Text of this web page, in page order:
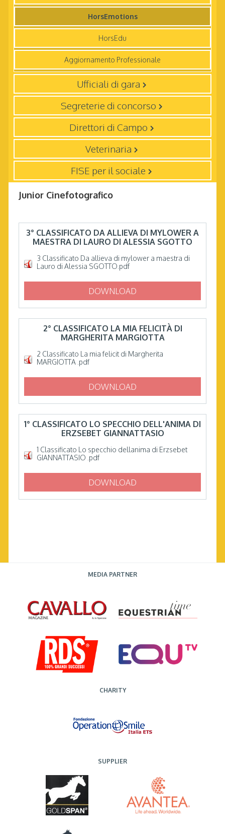
HorsEmotions
HorsEdu
Aggiornamento Professionale
Ufficiali di gara
Segreterie di concorso
Direttori di Campo
Veterinaria
FISE per il sociale
Junior Cinefotografico
3° CLASSIFICATO DA ALLIEVA DI MYLOWER A
MAESTRA DI LAURO DI ALESSIA SGOTTO
3 Classificato Da allieva di mylower a maestra di
Lauro di Alessia SGOTTO.pdf
DOWNLOAD
2° CLASSIFICATO LA MIA FELICITÀ DI
MARGHERITA MARGIOTTA
2 Classificato La mia felicit di Margherita
MARGIOTTA .pdf
DOWNLOAD
1° CLASSIFICATO LO SPECCHIO DELL'ANIMA DI
ERZSEBET GIANNATTASIO
1 Classificato Lo specchio dellanima di Erzsebet
GIANNATTASIO .pdf
DOWNLOAD
MEDIA PARTNER
CHARITY
SUPPLIER